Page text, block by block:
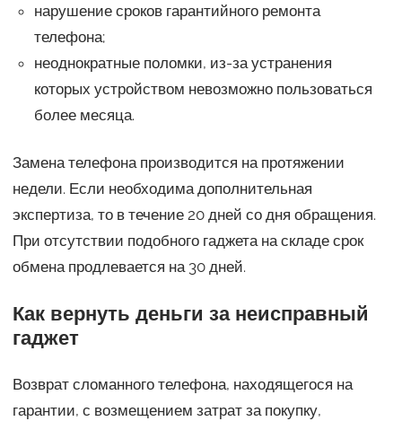
нарушение сроков гарантийного ремонта
телефона;
неоднократные поломки, из-за устранения
которых устройством невозможно пользоваться
более месяца.
Замена телефона производится на протяжении
недели. Если необходима дополнительная
экспертиза, то в течение 20 дней со дня обращения.
При отсутствии подобного гаджета на складе срок
обмена продлевается на 30 дней.
Как вернуть деньги за неисправный
гаджет
Возврат сломанного телефона, находящегося на
гарантии, с возмещением затрат за покупку,